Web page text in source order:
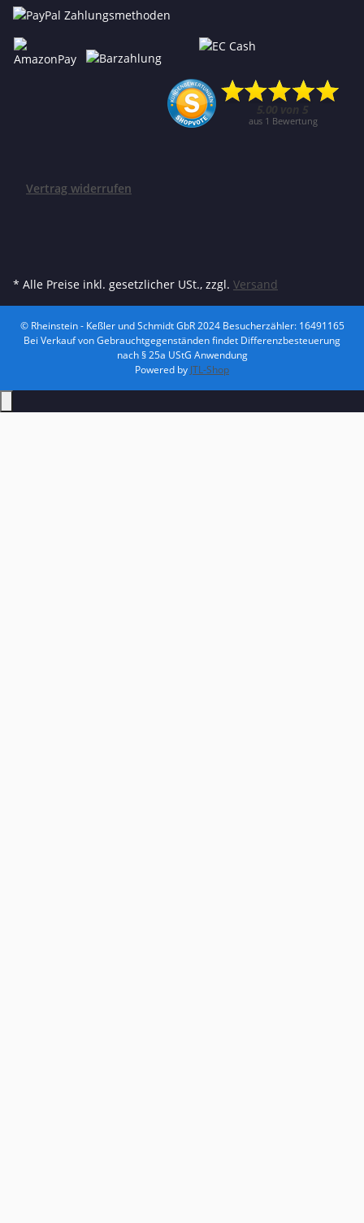
Vertrag widerrufen
* Alle Preise inkl. gesetzlicher USt., zzgl. Versand
© Rheinstein - Keßler und Schmidt GbR 2024Besucherzähler: 16491165
Bei Verkauf von Gebrauchtgegenständen findet Differenzbesteuerung
nach § 25a UStG Anwendung
Powered by JTL-Shop